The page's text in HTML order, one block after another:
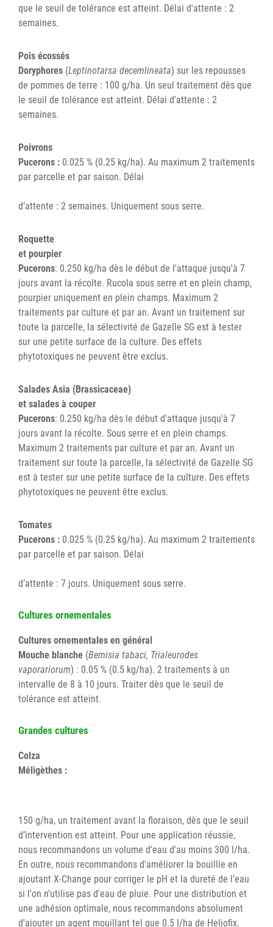
que le seuil de tolérance est atteint. Délai d'attente : 2
semaines.
Pois écossés
Doryphores (Leptinotarsa decemlineata) sur les repousses
de pommes de terre : 100 g/ha. Un seul traitement dès que
le seuil de tolérance est atteint. Délai d'attente : 2
semaines.
Poivrons
Pucerons : 0.025 % (0.25 kg/ha). Au maximum 2 traitements
par parcelle et par saison. Délai
d’attente : 2 semaines. Uniquement sous serre.
Roquette
et pourpier
Pucerons: 0.250 kg/ha dès le début de l'attaque jusqu'à 7
jours avant la récolte. Rucola sous serre et en plein champ,
pourpier uniquement en plein champs. Maximum 2
traitements par culture et par an. Avant un traitement sur
toute la parcelle, la sélectivité de Gazelle SG est à tester
sur une petite surface de la culture. Des effets
phytotoxiques ne peuvent être exclus.
Salades Asia (Brassicaceae)
et salades à couper
Pucerons: 0.250 kg/ha dès le début d'attaque jusqu'à 7
jours avant la récolte. Sous serre et en plein champs.
Maximum 2 traitements par culture et par an. Avant un
traitement sur toute la parcelle, la sélectivité de Gazelle SG
est à tester sur une petite surface de la culture. Des effets
phytotoxiques ne peuvent être exclus.
Tomates
Pucerons : 0.025 % (0.25 kg/ha). Au maximum 2 traitements
par parcelle et par saison. Délai
d’attente : 7 jours. Uniquement sous serre.
Cultures ornementales
Cultures ornementales en général
Mouche blanche (Bemisia tabaci, Trialeurodes
vaporariorum) : 0.05 % (0.5 kg/ha). 2 traitements à un
intervalle de 8 à 10 jours. Traiter dès que le seuil de
tolérance est atteint.
Grandes cultures
Colza
Méligèthes :
150 g/ha, un traitement avant la floraison, dès que le seuil
d’intervention est atteint. Pour une application réussie,
nous recommandons un volume d'eau d'au moins 300 l/ha.
En outre, nous recommandons d'améliorer la bouillie en
ajoutant X-Change pour corriger le pH et la dureté de l'eau
si l'on n'utilise pas d'eau de pluie. Pour une distribution et
une adhésion optimale, nous recommandons absolument
d'ajouter un agent mouillant tel que 0.5 l/ha de Heliofix.